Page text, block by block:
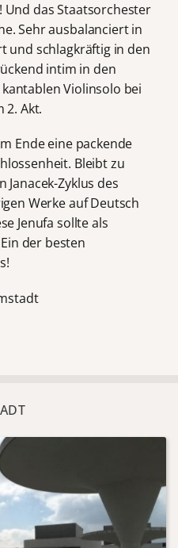
das Staatsorchester
Sehr ausbalanciert in
und schlagkräftig in den
intim in den
Violinsolo bei
2. Akt.
Ende eine packende
Bleibt zu
Zyklus des
Werke auf Deutsch
Jenufa sollte als
der besten